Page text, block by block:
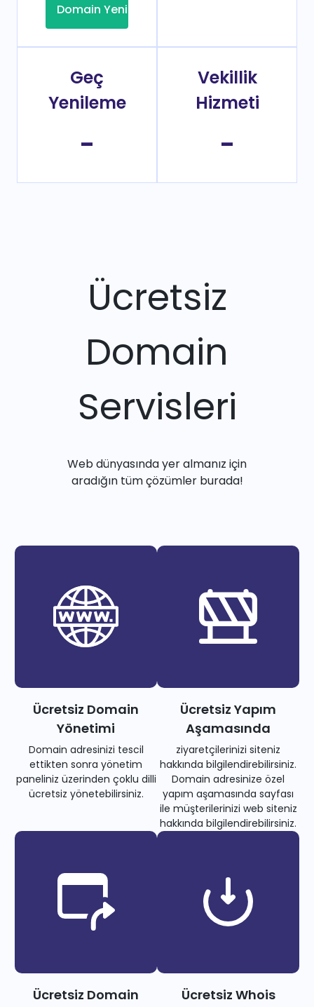
Domain Yenileme
Geç
Yenileme
-
Vekillik
Hizmeti
-
Ücretsiz
Domain
Servisleri
Web dünyasında yer almanız için
aradığın tüm çözümler burada!
Ücretsiz Domain
Yönetimi
Domain adresinizi tescil
ettikten sonra yönetim
paneliniz üzerinden çoklu dilli
ücretsiz yönetebilirsiniz.
Ücretsiz Yapım
Aşamasında
ziyaretçilerinizi siteniz
hakkında bilgilendirebilirsiniz.
Domain adresinize özel
yapım aşamasında sayfası
ile müşterilerinizi web siteniz
hakkında bilgilendirebilirsiniz.
Ücretsiz Domain
Ücretsiz Whois